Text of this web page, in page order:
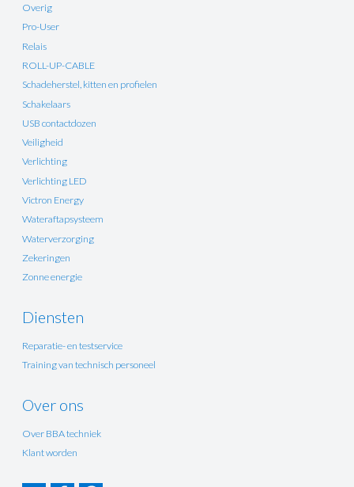
Overig
Pro-User
Relais
ROLL-UP-CABLE
Schadeherstel, kitten en profielen
Schakelaars
USB contactdozen
Veiligheid
Verlichting
Verlichting LED
Victron Energy
Wateraftapsysteem
Waterverzorging
Zekeringen
Zonne energie
Diensten
Reparatie- en testservice
Training van technisch personeel
Over ons
Over BBA techniek
Klant worden